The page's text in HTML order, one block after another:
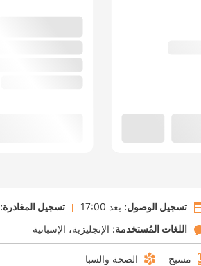
تسجيل الوصول: بعد 17:00 تسجيل المغادرة:
اللغات المُستخدمة: الإنجليزية الإسبانية
مسبح الصحة والسبا